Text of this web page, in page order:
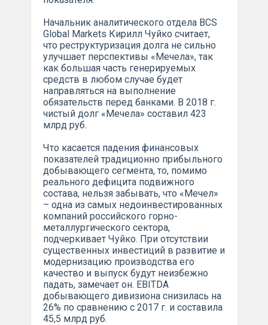
Начальник аналитического отдела BCS
Global Markets Кирилл Чуйко считает,
что реструктуризация долга не сильно
улучшает перспективы «Мечела», так
как большая часть генерируемых
средств в любом случае будет
направляться на выполнение
обязательств перед банками. В 2018 г.
чистый долг «Мечела» составил 423
млрд руб.
Что касается падения финансовых
показателей традиционно прибыльного
добывающего сегмента, то, помимо
реального дефицита подвижного
состава, нельзя забывать, что «Мечел»
– одна из самых недоинвестированных
компаний российского горно-
металлургического сектора,
подчеркивает Чуйко. При отсутствии
существенных инвестиций в развитие и
модернизацию производства его
качество и выпуск будут неизбежно
падать, замечает он. EBITDA
добывающего дивизиона снизилась на
26% по сравнению с 2017 г. и составила
45,5 млрд руб.